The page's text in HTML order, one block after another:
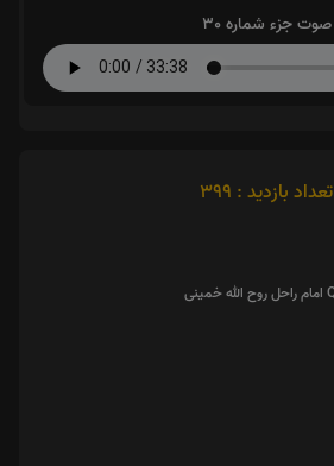
صوت جزء شماره 30
تعداد بازدید : 399